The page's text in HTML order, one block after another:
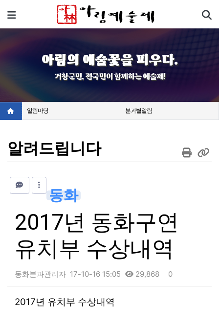
메뉴
아림의 예술꽃을 피우다.
거창군민, 전국민이 함께하는 예술제!
알림마당 분과별알림
알려드립니다
동화
2017년 동화구연
유치부 수상내역
동화분과관리자 17-10-16 15:05 29,868 0
본문
2017년 유치부 수상내역